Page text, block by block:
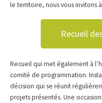
le territoire, nous vous invitons
Recueil
Recueil qui met également à
comité de programmation.
décision qui se réunit
projets présentés. Une